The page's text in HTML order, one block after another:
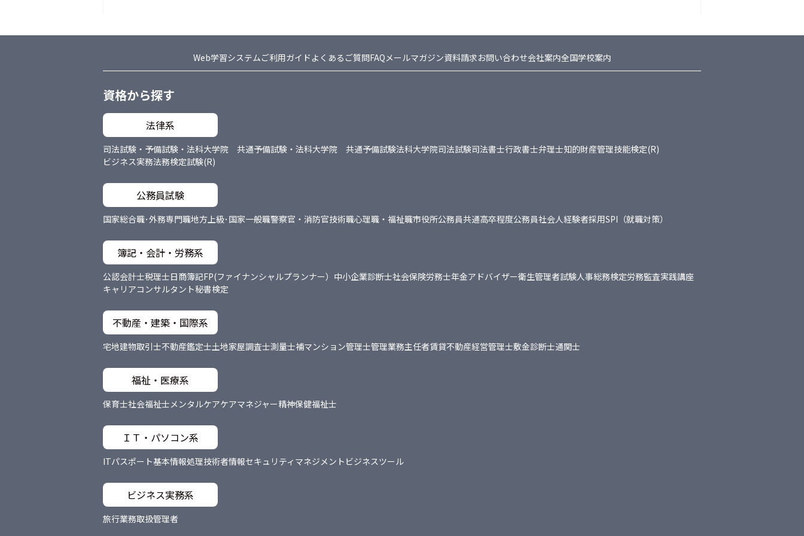
Web学習システムご利用ガイド よくあるご質問FAQメールマガジン資料請求お問い合わせ会社案内全国学校案内
資格から探す
法律系
司法試験・予備試験・法科大学院 共通予備試験・法科大学院 共通予備試験法科大学院司法試験司法書士行政書士弁理士知的財産管理技能検定(R)
ビジネス実務法務検定試験(R)
公務員試験
国家総合職･外務専門職地方上級･国家一般職警察官・消防官技術職心理職・福祉職市役所公務員共通高卒程度公務員社会人経験者採用SPI（就職対策）
簿記・会計・労務系
公認会計士税理士日商簿記FP(ファイナンシャルプランナー） 中小企業診断士社会保険労務士年金アドバイザー衛生管理者試験人事総務検定労務監査実践講座
キャリアコンサルタント秘書検定
不動産・建築・国際系
宅地建物取引士不動産鑑定士土地家屋調査士測量士補マンション管理士管理業務主任者賃貸不動産経営管理士敷金診断士通関士
福祉・医療系
保育士社会福祉士メンタルケアケアマネジャー精神保健福祉士
ＩＴ・パソコン系
ITパスポート基本情報処理技術者情報セキュリティマネジメント ビジネスツール
ビジネス実務系
旅行業務取扱管理者